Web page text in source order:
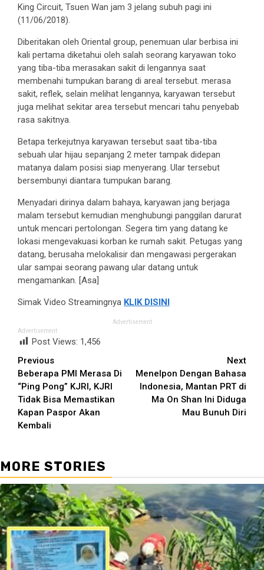
King Circuit, Tsuen Wan jam 3 jelang subuh pagi ini
(11/06/2018).
Diberitakan oleh Oriental group, penemuan ular berbisa ini
kali pertama diketahui oleh salah seorang karyawan toko
yang tiba-tiba merasakan sakit di lengannya saat
membenahi tumpukan barang di areal tersebut. merasa
sakit, reflek, selain melihat lengannya, karyawan tersebut
juga melihat sekitar area tersebut mencari tahu penyebab
rasa sakitnya.
Betapa terkejutnya karyawan tersebut saat tiba-tiba
sebuah ular hijau sepanjang 2 meter tampak didepan
matanya dalam posisi siap menyerang. Ular tersebut
bersembunyi diantara tumpukan barang.
Menyadari dirinya dalam bahaya, karyawan jang berjaga
malam tersebut kemudian menghubungi panggilan darurat
untuk mencari pertolongan. Segera tim yang datang ke
lokasi mengevakuasi korban ke rumah sakit. Petugas yang
datang, berusaha melokalisir dan mengawasi pergerakan
ular sampai seorang pawang ular datang untuk
mengamankan. [Asa]
Simak Video Streamingnya KLIK DISINI
Advertisement
Advertisement
Post Views: 1,456
Continue
Reading
Previous
Beberapa PMI Merasa Di
“Ping Pong” KJRI, KJRI
Tidak Bisa Memastikan
Kapan Paspor Akan
Kembali
Next
Menelpon Dengan Bahasa
Indonesia, Mantan PRT di
Ma On Shan Ini Diduga
Mau Bunuh Diri
MORE STORIES